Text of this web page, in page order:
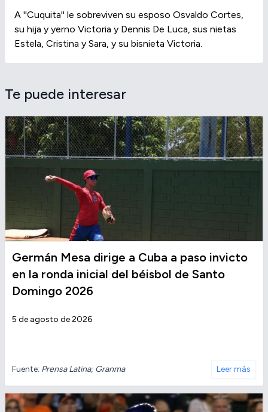
A ''Cuquita'' le sobreviven su esposo Osvaldo Cortes,
su hija y yerno Victoria y Dennis De Luca, sus nietas
Estela, Cristina y Sara, y su bisnieta Victoria.
Te puede interesar
Germán Mesa dirige a Cuba a paso invicto
en la ronda inicial del béisbol de Santo
Domingo 2026
5 de agosto de 2026
Fuente: Prensa Latina; Granma Leer más